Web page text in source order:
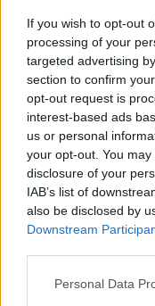
If you wish to opt-out
processing of your
targeted advertising
section to confirm
opt-out request is
interest-based ads
us or personal
your opt-out. You
disclosure of your
IAB’s list of
also be disclosed by
Downstream
Please note that this
Personal Data
Mérő Vera:
aktuális
hogy egy
vele
társadalmi